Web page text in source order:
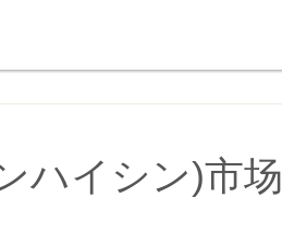
ハイシン)市场